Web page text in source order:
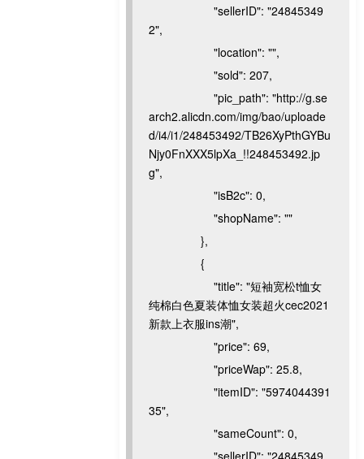
"sellerID": "24845349
2",
"location": "",
"sold": 207,
"pic_path": "http://g.se
arch2.alicdn.com/img/bao/uploade
d/i4/i1/248453492/TB26XyPthGYBu
Njy0FnXXX5lpXa_!!248453492.jp
g",
"isB2c": 0,
"shopName": ""
},
{
"title": "短袖宽松t恤女
纯棉白色夏装体恤女装超火cec2021
新款上衣服ins潮",
"price": 69,
"priceWap": 25.8,
"itemID": "5974044391
35",
"sameCount": 0,
"sellerID": "24845349